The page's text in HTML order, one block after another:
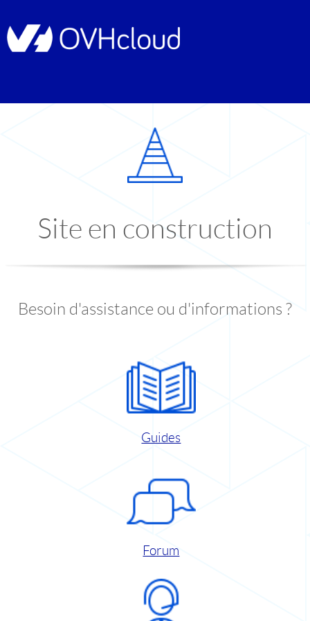
Site en construction
Besoin d'assistance ou d'informations ?
Guides
Forum